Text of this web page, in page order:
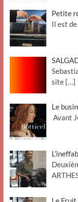
Petite
Il est
site […]
Le
Avant